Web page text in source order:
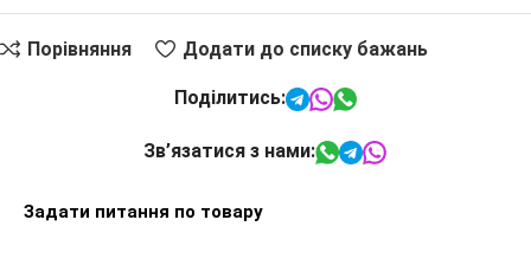
Порівняння Додати до списку бажань
Поділитись:
Зв’язатися з нами:
Задати питання по товару